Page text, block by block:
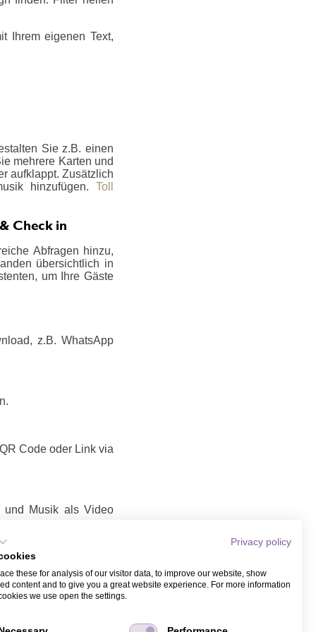
Ihrem eigenen Text,
Sie z.B. einen
mehrere Karten und
aufklappt. Zusätzlich
hinzufügen. Toll
Check in
Abfragen hinzu,
übersichtlich in
um Ihre Gäste
z.B. WhatsApp
Code oder Link via
und Musik als Video
Link / Video teilen
/ Video, das Sie
Name und Email bei
WhatsApp.
Privacy policy
these for analysis of our visitor data, to improve our website, show
content and to give you a great website experience. For more information
we use open the settings.